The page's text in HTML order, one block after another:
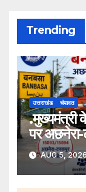
Trending
उत्तराखंड चंपावत
.मुख्यमंत्री
पर
स्वीकृत
AUG 5, 2026